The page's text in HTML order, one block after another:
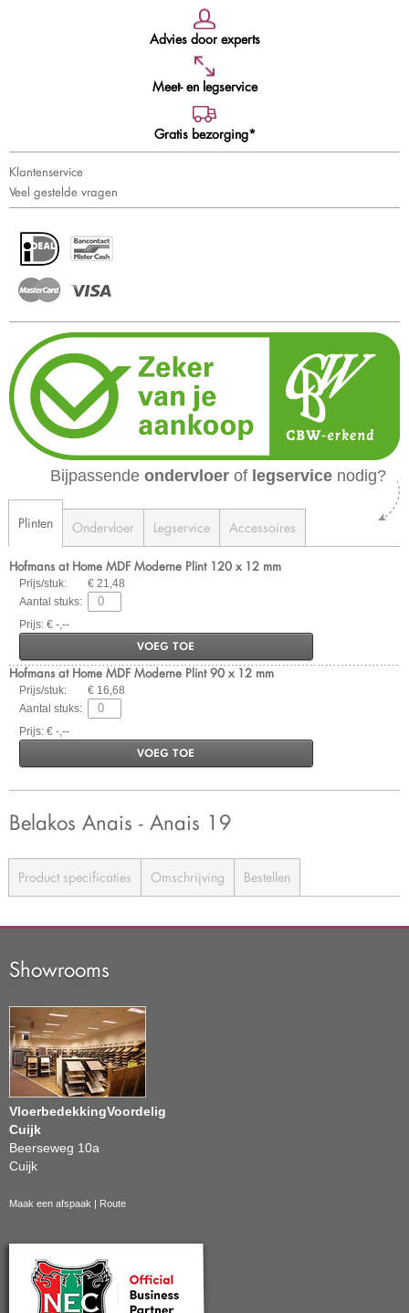
Advies door experts
Meet- en legservice
Gratis bezorging*
Klantenservice
Veel gestelde vragen
Bijpassende ondervloer of legservice nodig?
Plinten Ondervloer Legservice Accessoires
Hofmans at Home MDF Moderne Plint 120 x 12 mm
Prijs/stuk:
€ 21,48
Aantal stuks:
Prijs: € -,--
VOEG TOE
Hofmans at Home MDF Moderne Plint 90 x 12 mm
Prijs/stuk:
€ 16,68
Aantal stuks:
Prijs: € -,--
VOEG TOE
Belakos Anais - Anais 19
Product specificaties Omschrijving Bestellen
Showrooms
VloerbedekkingVoordelig
Cuijk
Beerseweg 10a
Cuijk
Maak een afspaak | Route